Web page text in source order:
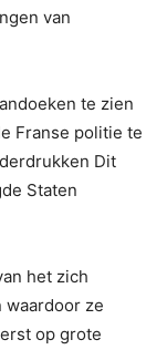
van
te zien
Franse politie te
Dit
Staten
het zich
ze
op grote